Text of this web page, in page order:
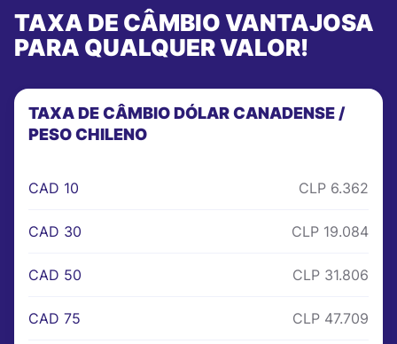
TAXA DE CÂMBIO VANTAJOSA
PARA QUALQUER VALOR!
TAXA DE CÂMBIO DÓLAR CANADENSE /
PESO CHILENO
CAD 10 CLP 6.362
CAD 30 CLP 19.084
CAD 50 CLP 31.806
CAD 75 CLP 47.709